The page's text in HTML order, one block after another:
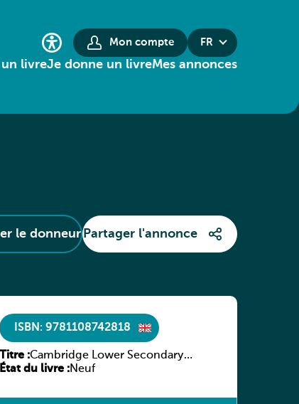
Mon compte FR
livreJe donne un livreMes annonces
le donneur Partager l'annonce
ISBN: 9781108742818
Titre :Cambridge Lower Secondary
Science Workbook with Digital
État du livre :Neuf